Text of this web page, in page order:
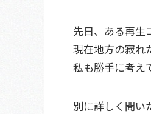
先日、ある再生
現在地方の寂れ
私も勝手に考え
別に詳しく聞い